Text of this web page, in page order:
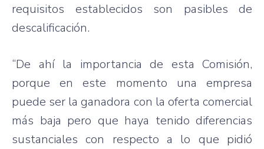
requisitos establecidos son pasibles de
descalificación.
“De ahí la importancia de esta Comisión,
porque en este momento una empresa
puede ser la ganadora con la oferta comercial
más baja pero que haya tenido diferencias
sustanciales con respecto a lo que pidió